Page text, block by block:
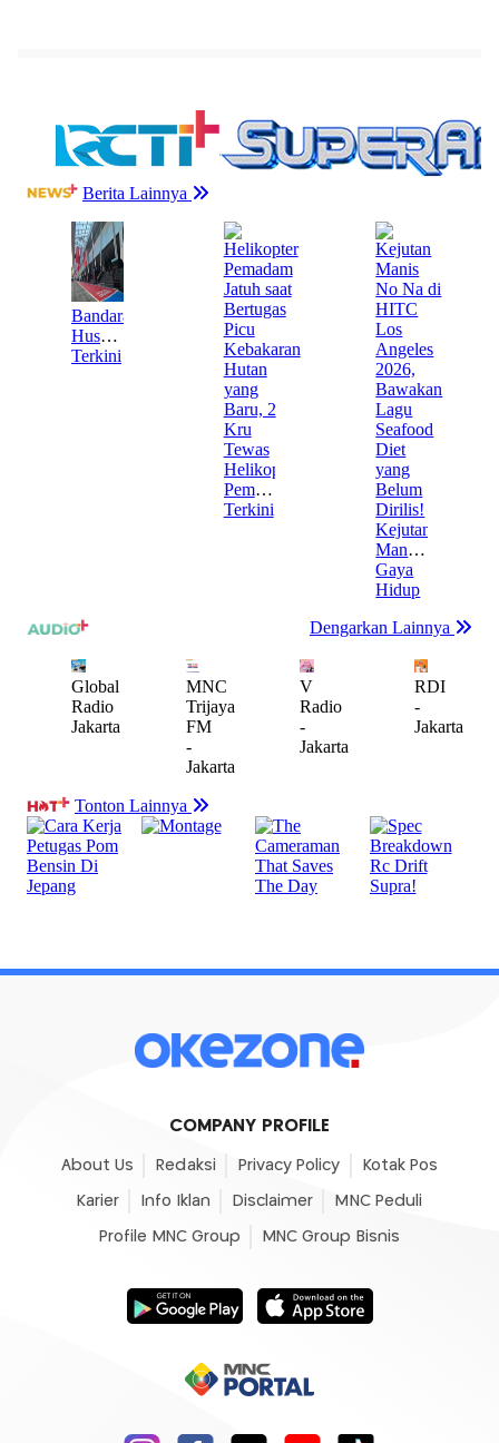
COMPANY PROFILE
About Us Redaksi Privacy Policy Kotak Pos
Karier Info Iklan Disclaimer MNC Peduli
Profile MNC Group MNC Group Bisnis